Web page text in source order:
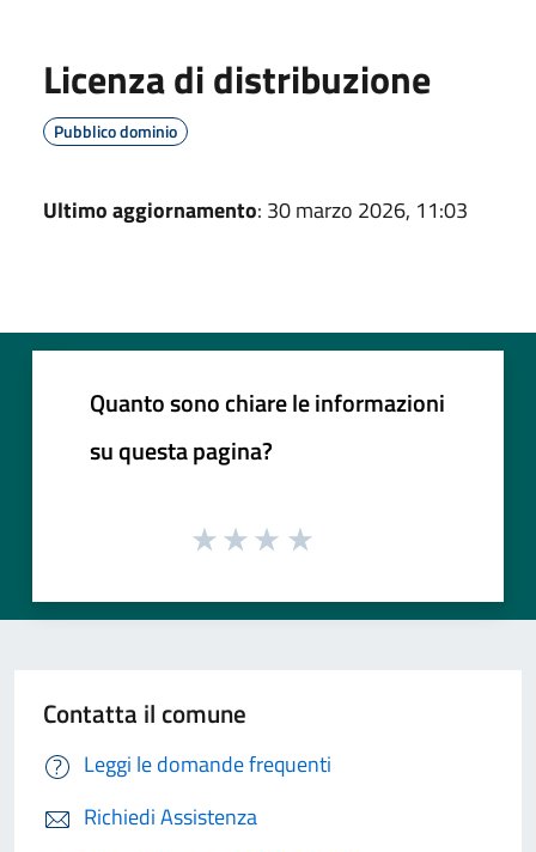
Licenza di distribuzione
Pubblico dominio
Ultimo aggiornamento: 30 marzo 2026, 11:03
Quanto sono chiare le informazioni
su questa pagina?
Contatta il comune
Leggi le domande frequenti
Richiedi Assistenza